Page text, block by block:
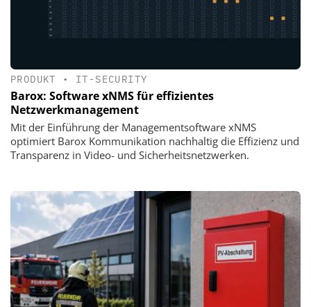
PRODUKT • IT-SECURITY
Barox: Software xNMS für effizientes
Netzwerkmanagement
Mit der Einführung der Managementsoftware xNMS
optimiert Barox Kommunikation nachhaltig die Effizienz und
Transparenz in Video- und Sicherheitsnetzwerken.